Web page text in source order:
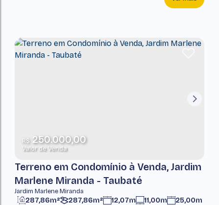
R$250.000,00
Valor de Venda
Terreno em Condomínio à Venda, Jardim
Marlene Miranda - Taubaté
Jardim Marlene Miranda
287,86m² 287,86m² 12,07m 11,00m 25,00m